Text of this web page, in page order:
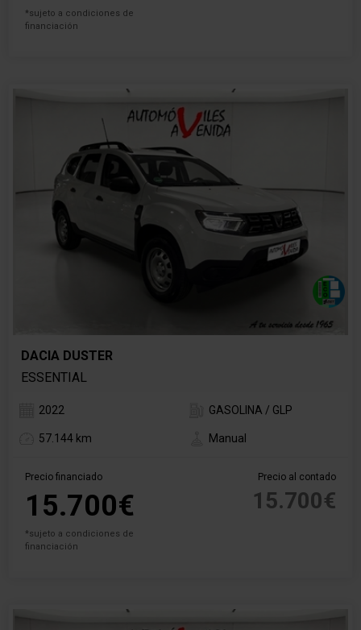
*sujeto a condiciones de
financiación
DACIA DUSTER
ESSENTIAL
2022 GASOLINA / GLP
57.144 km Manual
Precio financiado
15.700€
*sujeto a condiciones de
financiación
Precio al contado
15.700€